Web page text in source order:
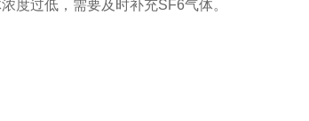
过低，需要及时补充SF6气体。